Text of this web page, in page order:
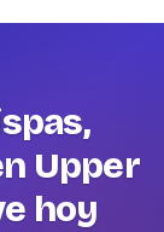
Upper
hoy